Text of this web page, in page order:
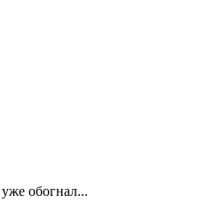
обогнал...